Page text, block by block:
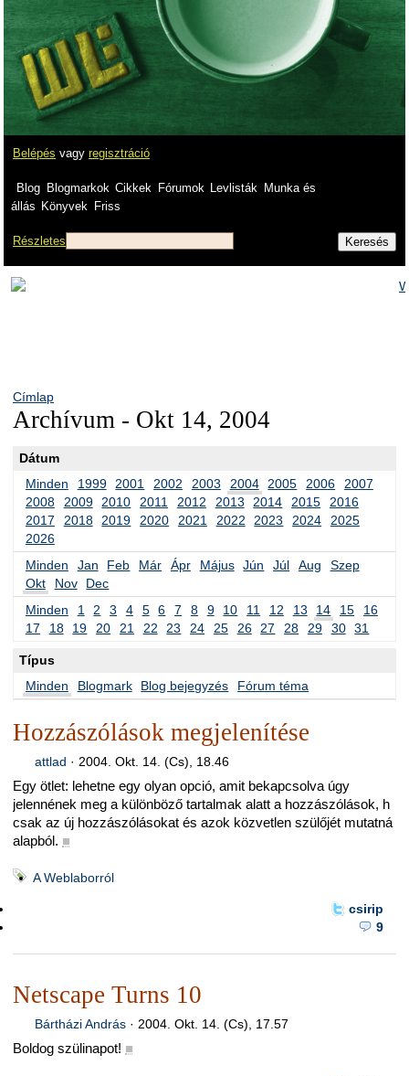
Belépés vagy regisztráció
Blog Blogmarkok Cikkek Fórumok Levlisták
Munka és
állás Könyvek Friss
Részletes
Címlap
Archívum - Okt 14, 2004
Dátum
Minden
1999 2001 2002 2003 2004 2005 2006
2007
2008
2009 2010 2011 2012 2013 2014 2015
2016
2017
2018 2019 2020 2021 2022 2023 2024
2025
2026
Minden
Jan Feb Már Ápr Május Jún Júl Aug
Szep
Okt
Nov
Dec
Minden
1 2 3 4 5 6 7 8 9 10 11 12 13 14 15
16
17
18 19 20 21 22 23 24 25 26 27 28 29 30 31
Típus
Minden
Blogmark Blog bejegyzés Fórum téma
Hozzászólások megjelenítése
attlad · 2004. Okt. 14. (Cs), 18.46
Egy ötlet: lehetne egy olyan opció, amit bekapcsolva úgy
jelennének meg a különböző tartalmak alatt a hozzászólások, h
csak az új hozzászólásokat és azok közvetlen szülőjét mutatná
alapból. ■
A Weblaborról
csirip
9
Netscape Turns 10
Bártházi András· 2004. Okt. 14. (Cs), 17.57
Boldog szülinapot! ■